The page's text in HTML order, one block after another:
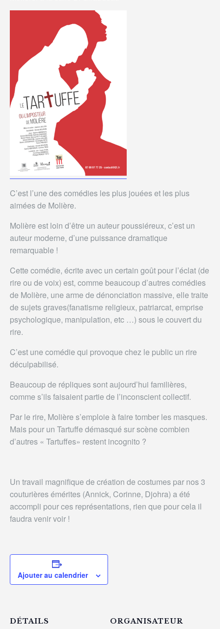
C’est l’une des comédies les plus jouées et les plus
aimées de Molière.
Molière est loin d’être un auteur poussiéreux, c’est un
auteur moderne, d’une puissance dramatique
remarquable !
Cette comédie, écrite avec un certain goût pour l’éclat (de
rire ou de voix) est, comme beaucoup d’autres comédies
de Molière, une arme de dénonciation massive, elle traite
de sujets graves(fanatisme religieux, patriarcat, emprise
psychologique, manipulation, etc …) sous le couvert du
rire.
C’est une comédie qui provoque chez le public un rire
déculpabilisé.
Beaucoup de répliques sont aujourd’hui familières,
comme s’ils faisaient partie de l’inconscient collectif.
Par le rire, Molière s’emploie à faire tomber les masques.
Mais pour un Tartuffe démasqué sur scène combien
d’autres « Tartuffes» restent incognito ?
Un travail magnifique de création de costumes par nos 3
couturières émérites (Annick, Corinne, Djohra) a été
accompli pour ces représentations, rien que pour cela il
faudra venir voir !
Ajouter au calendrier
DÉTAILS ORGANISATEUR